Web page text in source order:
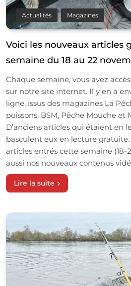
Actualités Magazines
Voici les nouveaux articles
semaine du 18 au 22
Chaque semaine, vous avez
sur notre site internet. Il y en a
ligne, issus des magazines La
poissons, BSM, Pêche Mouche et
D’anciens articles qui étaient en
basculent eux en lecture gratuite.
articles entrés cette semaine (18-
aussi nos nouveaux contenus
Lire la suite